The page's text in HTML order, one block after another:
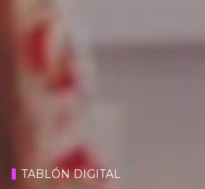
TABLÓN DIGITAL